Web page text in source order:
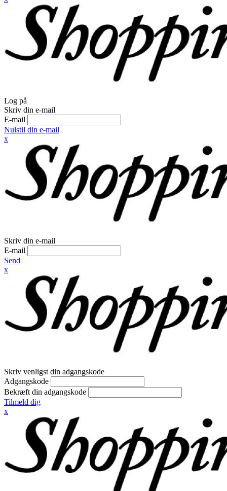
Log på
Skriv din e-mail
E-mail
Nulstil din e-mail
x
Skriv din e-mail
E-mail
Send
x
Skriv venligst din adgangskode
Adgangskode
Bekræft din adgangskode
Tilmeld dig
x